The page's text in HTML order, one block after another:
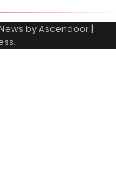
byAscendoor|
.